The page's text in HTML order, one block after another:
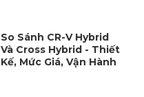
So Sánh CR-V Hybrid
Và Cross Hybrid - Thiết
Kế, Mức Giá, Vận Hành